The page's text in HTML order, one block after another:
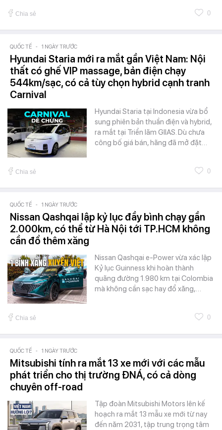
Chia sẻ 0
QUỐC TẾ - 1 NGÀY TRƯỚC
Hyundai Staria mới ra mắt gần Việt Nam: Nội
thất có ghế VIP massage, bản điện chạy
544km/sạc, có cả tùy chọn hybrid cạnh tranh
Carnival
Hyundai Staria tại Indonesia vừa bổ
sung phiên bản thuần điện và hybrid,
ra mắt tại Triển lãm GIIAS. Dù chưa
công bố giá bán, hãng đã mở đặt…
Chia sẻ 0
QUỐC TẾ - 1 NGÀY TRƯỚC
Nissan Qashqai lập kỷ lục đầy bình chạy gần
2.000km, có thể từ Hà Nội tới TP.HCM không
cần đổ thêm xăng
Nissan Qashqai e-Power vừa xác lập
Kỷ lục Guinness khi hoàn thành
quãng đường 1.980 km tại Colombia
mà không cần sạc hay đổ xăng,…
Chia sẻ 0
QUỐC TẾ - 1 NGÀY TRƯỚC
Mitsubishi tính ra mắt 13 xe mới với các mẫu
phát triển cho thị trường ĐNÁ, có cả dòng
chuyên off-road
Tập đoàn Mitsubishi Motors lên kế
hoạch ra mắt 13 mẫu xe mới từ nay
đến năm 2031, tập trung trọng tâm